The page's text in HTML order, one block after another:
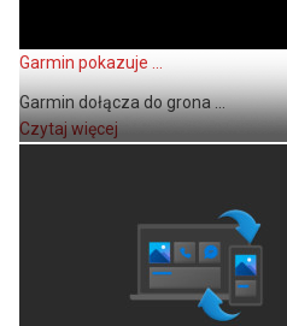
Garmin pokazuje ...
Garmin dołącza do grona ...
Czytaj więcej